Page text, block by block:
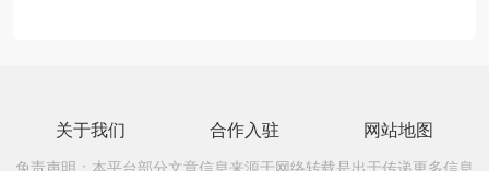
关于我们 合作入驻 网站地图